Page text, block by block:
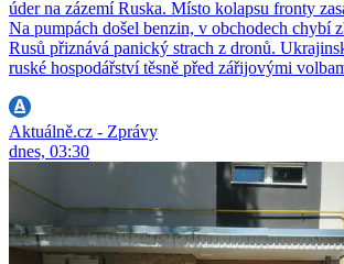
úder na zázemí Ruska. Místo kolapsu fronty
Na pumpách došel benzin, v obchodech chybí
Rusů přiznává panický strach z dronů.
ruské hospodářství těsně před zářijovými
Aktuálně.cz - Zprávy
dnes, 03:30